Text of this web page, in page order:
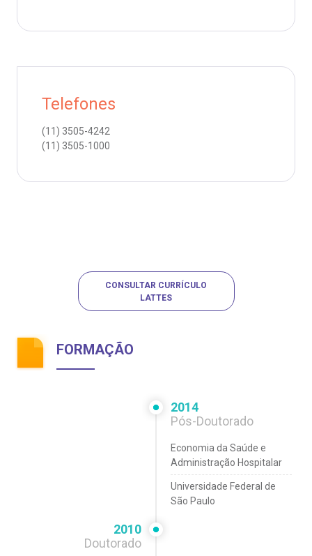
Telefones
(11) 3505-4242
(11) 3505-1000
CONSULTAR CURRÍCULO
LATTES
FORMAÇÃO
2014
Pós-Doutorado
Economia da Saúde e
Administração Hospitalar
Universidade Federal de
São Paulo
2010
Doutorado